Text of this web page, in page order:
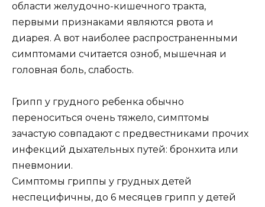
области желудочно-кишечного тракта,
первыми признаками являются рвота и
диарея. А вот наиболее распространенными
симптомами считается озноб, мышечная и
головная боль, слабость.
Грипп у грудного ребенка обычно
переноситься очень тяжело, симптомы
зачастую совпадают с предвестниками прочих
инфекций дыхательных путей: бронхита или
пневмонии.
Симптомы гриппы у грудных детей
неспецифичны, до 6 месяцев грипп у детей